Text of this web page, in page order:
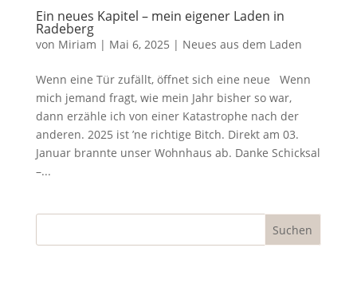
Ein neues Kapitel – mein eigener Laden in
Radeberg
von Miriam | Mai 6, 2025 | Neues aus dem Laden
Wenn eine Tür zufällt, öffnet sich eine neue Wenn
mich jemand fragt, wie mein Jahr bisher so war,
dann erzähle ich von einer Katastrophe nach der
anderen. 2025 ist ’ne richtige Bitch. Direkt am 03.
Januar brannte unser Wohnhaus ab. Danke Schicksal
–...